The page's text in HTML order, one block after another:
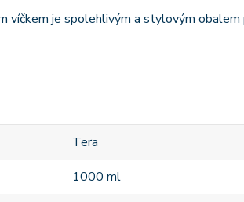
víčkem je spolehlivým a stylovým
Tera
1000 ml